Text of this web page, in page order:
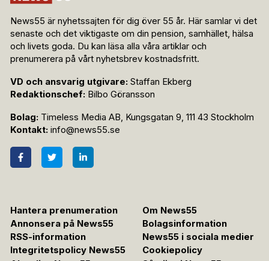
News55 är nyhetssajten för dig över 55 år. Här samlar vi det
senaste och det viktigaste om din pension, samhället, hälsa
och livets goda. Du kan läsa alla våra artiklar och
prenumerera på vårt nyhetsbrev kostnadsfritt.
VD och ansvarig utgivare: Staffan Ekberg
Redaktionschef: Bilbo Göransson
Bolag: Timeless Media AB, Kungsgatan 9, 111 43 Stockholm
Kontakt: info@news55.se
Hantera prenumeration
Om News55
Annonsera på News55
Bolagsinformation
RSS-information
News55 i sociala medier
Integritetspolicy News55
Cookiepolicy